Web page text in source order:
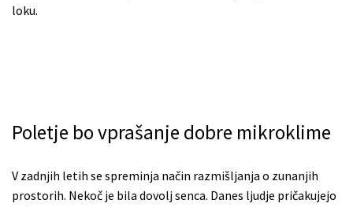
loku.
Poletje bo vprašanje dobre mikroklime
V zadnjih letih se spreminja način razmišljanja o zunanjih
prostorih. Nekoč je bila dovolj senca. Danes ljudje pričakujejo